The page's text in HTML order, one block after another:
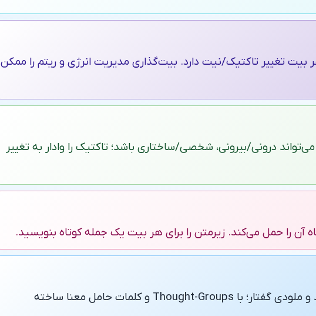
تغییر تاکتیک/نیت دارد. بیت‌گذاری مدیریت انرژی و ریتم را ممکن
درونی/بیرونی، شخصی/ساختاری باشد؛ تاکتیک را وادار به تغییر
آن را حمل می‌کند. زیرمتن را برای هر بیت یک جمله کوتاه بنویسید.
الگوی تغییرات در سرعت، مکث، تأکید و ملودی گفتار؛ با Thought-Groups و کلمات حامل معنا ساخته